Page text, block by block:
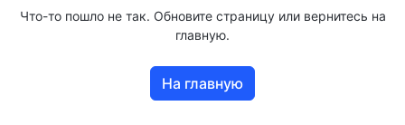
Что-то пошло не так. Обновите страницу или вернитесь на
главную.
На главную